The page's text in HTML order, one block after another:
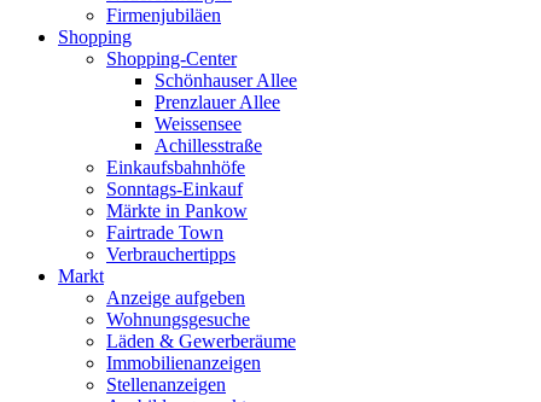
Firmenjubiläen
Shopping
Shopping-Center
Schönhauser Allee
Prenzlauer Allee
Weissensee
Achillesstraße
Einkaufsbahnhöfe
Sonntags-Einkauf
Märkte in Pankow
Fairtrade Town
Verbrauchertipps
Markt
Anzeige aufgeben
Wohnungsgesuche
Läden & Gewerberäume
Immobilienanzeigen
Stellenanzeigen